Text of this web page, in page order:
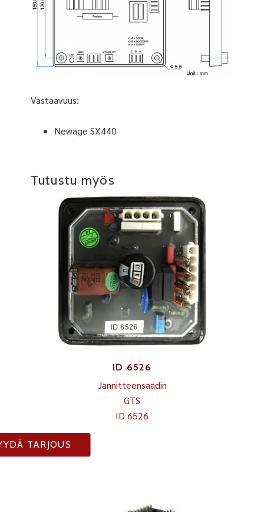
Vastaavuus:
Newage SX440
Tutustu myös
ID 6526
Jännitteensäädin
GTS
ID 6526
TARJOUS